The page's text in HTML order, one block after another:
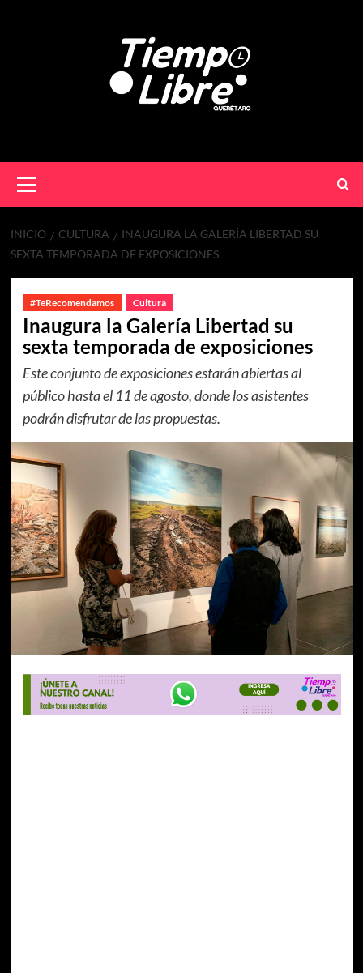
INICIO CULTURA
INAUGURA LA GALERÍA LIBERTAD SU
SEXTA TEMPORADA DE EXPOSICIONES
#TeRecomendamos Cultura
Inaugura la Galería Libertad su
sexta temporada de exposiciones
Este conjunto de exposiciones estarán abiertas al
público hasta el 11 de agosto, donde los asistentes
podrán disfrutar de las propuestas.